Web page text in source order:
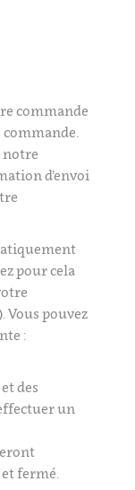
commande
notre
d’envoi
pour cela
Vous pouvez
:
des
un
fermé.